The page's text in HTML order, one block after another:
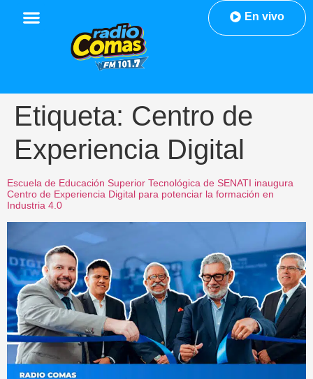
En vivo
Etiqueta: Centro de
Experiencia Digital
Escuela de Educación Superior Tecnológica de SENATI inaugura
Centro de Experiencia Digital para potenciar la formación en
Industria 4.0